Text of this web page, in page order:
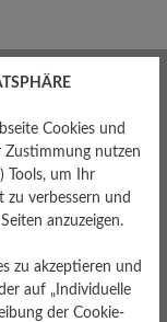
Cookies und
Zustimmung nutzen
Tools, um Ihr
zu verbessern und
anzuzeigen.
zu akzeptieren und
auf „Individuelle
der Cookie-